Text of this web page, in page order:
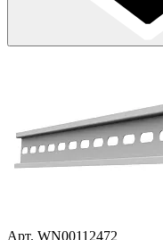
Арт. WN00112472